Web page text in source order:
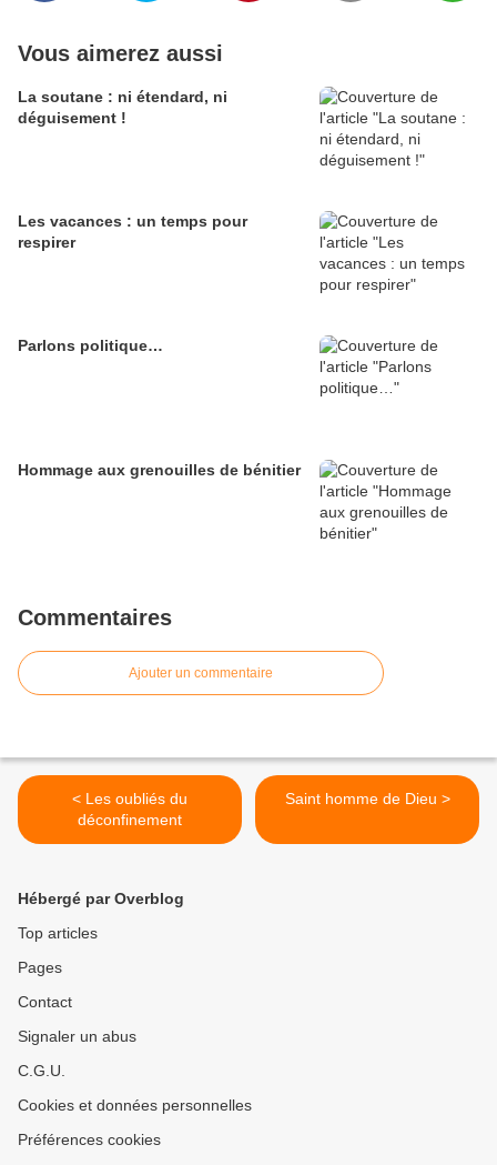
Vous aimerez aussi
La soutane : ni étendard, ni
déguisement !
Les vacances : un temps pour
respirer
Parlons politique…
Hommage aux grenouilles de bénitier
Commentaires
Ajouter un commentaire
< Les oubliés du
déconfinement
Saint homme de Dieu >
Hébergé par Overblog
Top articles
Pages
Contact
Signaler un abus
C.G.U.
Cookies et données personnelles
Préférences cookies